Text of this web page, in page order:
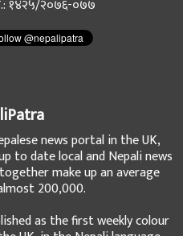
१४२५/२०७६-०७७
news portal in the UK,
to date local and Nepali news
make up an average
200,000.
as the first weekly colour